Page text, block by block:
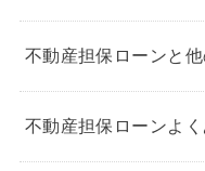
不動産担保ローンと
不動産担保ローンよ